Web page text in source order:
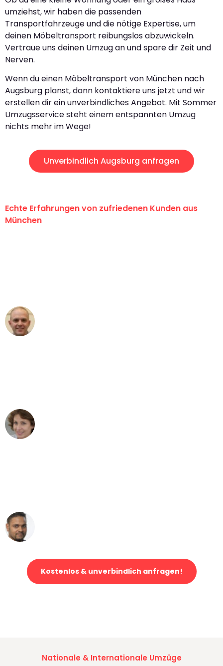
umziehst, wir haben die passenden
Transportfahrzeuge und die nötige Expertise, um
deinen Möbeltransport reibungslos abzuwickeln.
Vertraue uns deinen Umzug an und spare dir Zeit und
Nerven.
Wenn du einen Möbeltransport von München nach
Augsburg planst, dann kontaktiere uns jetzt und wir
erstellen dir ein unverbindliches Angebot. Mit Sommer
Umzugsservice steht einem entspannten Umzug
nichts mehr im Wege!
Unverbindlich Augsburg anfragen
Echte Erfahrungen von zufriedenen Kunden aus
München
Kostenlos & unverbindlich anfragen!
Nationale & Internationale Umzüge